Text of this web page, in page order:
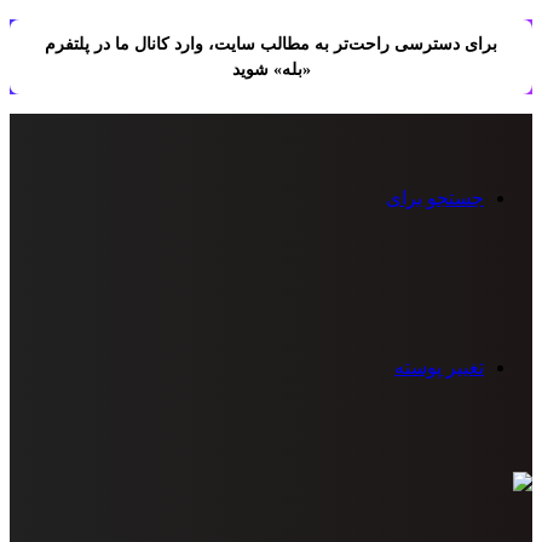
برای دسترسی راحت‌تر به مطالب سایت، وارد کانال ما در پلتفرم
«بله» شوید
جستجو برای
تغییر پوسته